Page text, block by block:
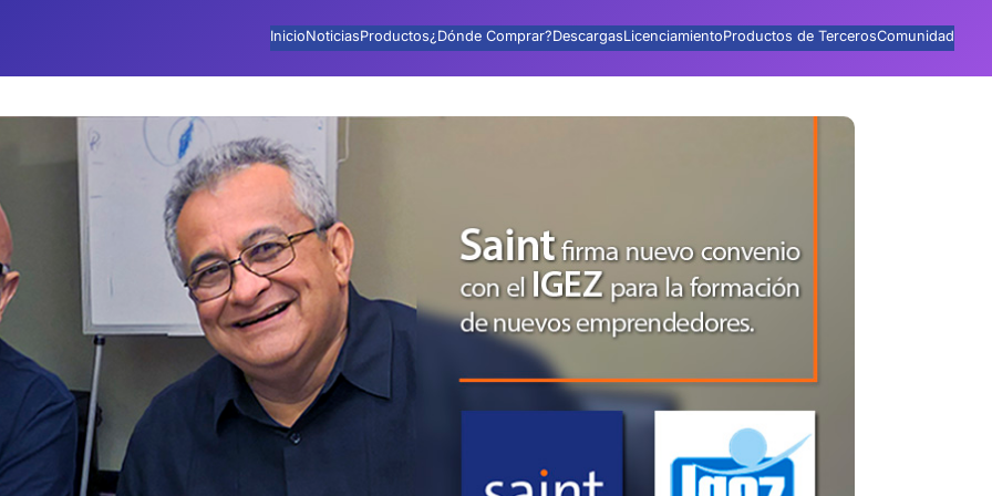
InicioNoticiasProductos¿Dónde Comprar?DescargasLicenciamientoProductos de TercerosComunidad